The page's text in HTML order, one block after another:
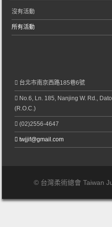
沒有活動
所有活動
台北市南京西路185巷6號
No.6, Ln. 185, Nanjing W. Rd.,
(R.O.C.)
(02)2556-4647
twjjif@gmail.com
© 台灣柔術總會 Taiwan